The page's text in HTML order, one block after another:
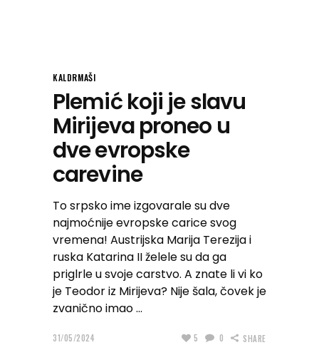
KALDRMAŠI
Plemić koji je slavu
Mirijeva proneo u
dve evropske
carevine
To srpsko ime izgovarale su dve
najmoćnije evropske carice svog
vremena! Austrijska Marija Terezija i
ruska Katarina II želele su da ga
priglrle u svoje carstvo. A znate li vi ko
je Teodor iz Mirijeva? Nije šala, čovek je
zvanično imao
31/05/2024 5 0 SHARE